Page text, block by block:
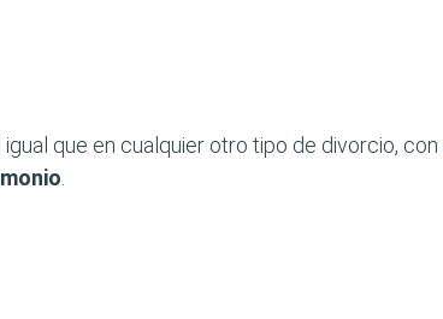
que en cualquier otro tipo de divorcio, con